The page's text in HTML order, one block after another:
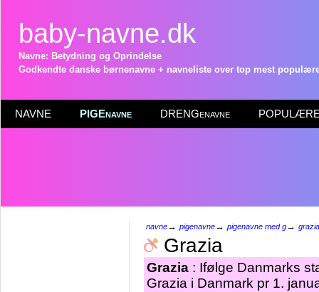
baby-navne.dk
Navne: Betydning og Oprindelse
Godkendte danske børnenavne + navneliste over top mest
NAVNE PIGEnavne DRENGenavne POPULÆRE
navne→ pigenavne→ pigenavne med g→ grazia
Grazia
Grazia : Ifølge Danmarks
Grazia i Danmark pr 1.